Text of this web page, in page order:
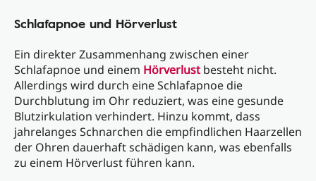
Schlafapnoe und Hörverlust
Ein direkter Zusammenhang zwischen einer
Schlafapnoe und einem Hörverlust besteht nicht.
Allerdings wird durch eine Schlafapnoe die
Durchblutung im Ohr reduziert, was eine gesunde
Blutzirkulation verhindert. Hinzu kommt, dass
jahrelanges Schnarchen die empfindlichen Haarzellen
der Ohren dauerhaft schädigen kann, was ebenfalls
zu einem Hörverlust führen kann.